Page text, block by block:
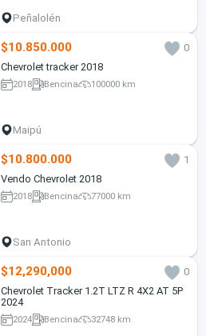
Peñalolén
$10.850.000
0
Chevrolet tracker 2018
2018 Bencina 100000 km
Maipú
$10.800.000
1
Vendo Chevrolet 2018
2018 Bencina 77000 km
San Antonio
$12,290,000
0
Chevrolet Tracker 1.2T LTZ R 4X2 AT 5P
2024
2024 Bencina 32748 km